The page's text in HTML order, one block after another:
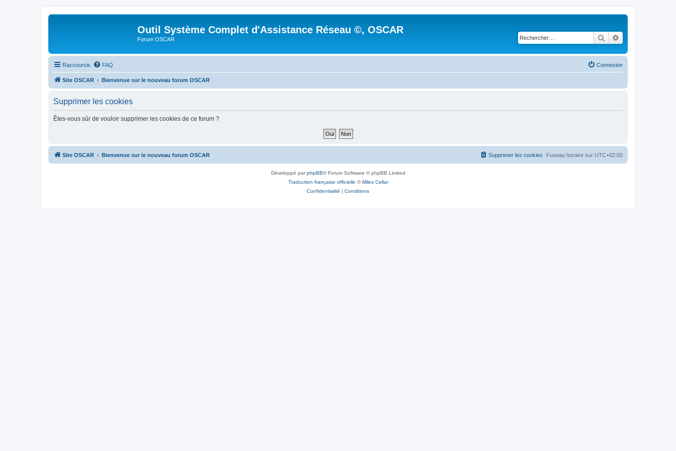
Outil Système Complet d'Assistance Réseau ©, OSCAR
Forum OSCAR Rechercher
Raccourcis FAQ Connexion
Site OSCAR Bienvenue sur le nouveau forum OSCAR
Supprimer les cookies
Êtes-vous sûr de vouloir supprimer les cookies de ce forum ?
Site OSCAR Bienvenue sur le nouveau forum OSCAR Fuseau horaire sur UTC+02:00
Supprimer les cookies
Développé parphpBB® Forum Software © phpBB Limited
Traduction française officielle ©Miles Cellar
Confidentialité | Conditions